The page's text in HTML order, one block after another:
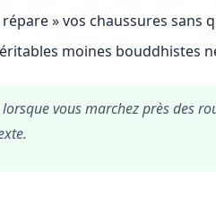
» vos chaussures sans
moines bouddhistes
vous marchez près des